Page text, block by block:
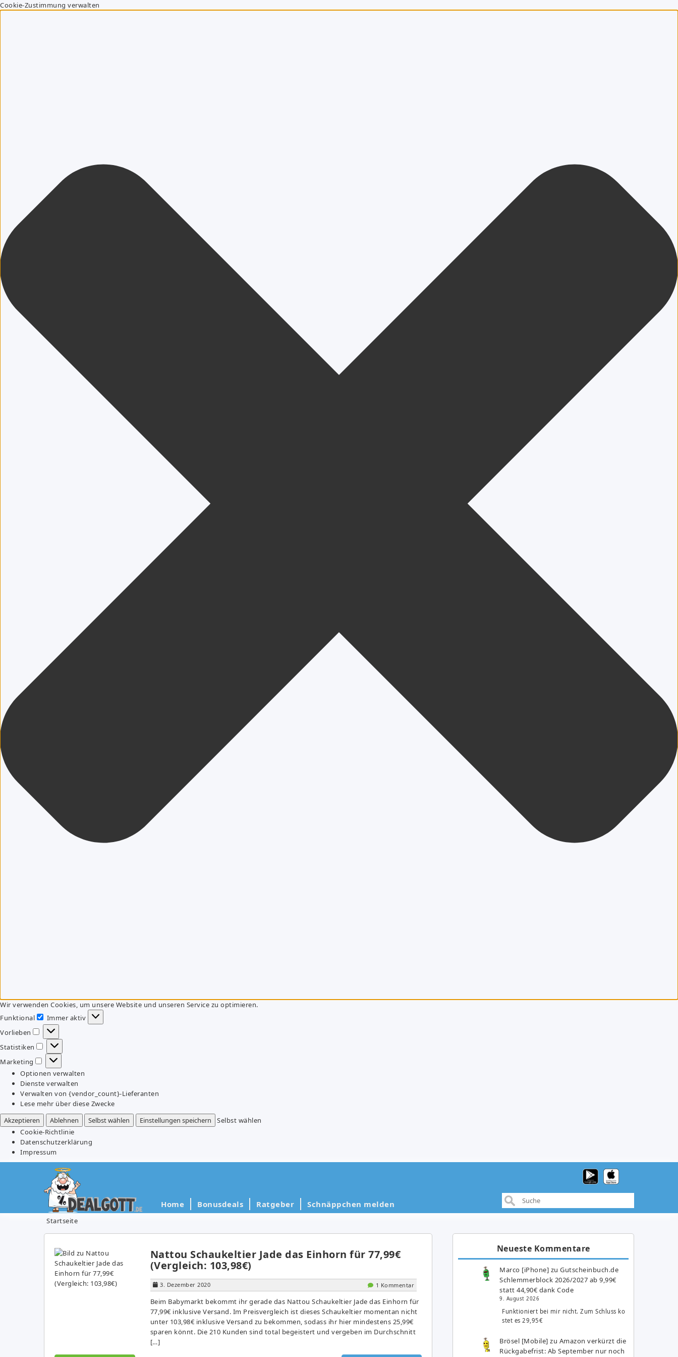
Cookie-Zustimmung verwalten
Wir verwenden Cookies, um unsere Website und unseren Service zu optimieren.
Funktional
Funktional
Immer aktiv
Vorlieben
Vorlieben
Statistiken
Statistiken
Marketing
Marketing
Optionen verwalten
Dienste verwalten
Verwalten von {vendor_count}-Lieferanten
Lese mehr über diese Zwecke
Akzeptieren
Ablehnen Selbst wählen Einstellungen speichern
Selbst wählen
Cookie-Richtlinie
Datenschutzerklärung
Impressum
Home Bonusdeals Ratgeber Schnäppchen melden
Startseite
Nattou Schaukeltier Jade das Einhorn für 77,99€
(Vergleich: 103,98€)
3. Dezember 2020 1 Kommentar
Beim Babymarkt bekommt ihr gerade das Nattou Schaukeltier Jade das Einhorn für
77,99€ inklusive Versand. Im Preisvergleich ist dieses Schaukeltier momentan nicht
unter 103,98€ inklusive Versand zu bekommen, sodass ihr hier mindestens 25,99€
sparen könnt. Die 210 Kunden sind total begeistert und vergeben im Durchschnitt
[…]
Neueste Kommentare
Marco [iPhone] zuGutscheinbuch.de
Schlemmerblock 2026/2027 ab 9,99€
statt 44,90€ dank Code
9. August 2026
Funktioniert bei mir nicht. Zum Schluss ko
stet es 29,95€
Brösel [Mobile] zu Amazon verkürzt die
Rückgabefrist: Ab September nur noch